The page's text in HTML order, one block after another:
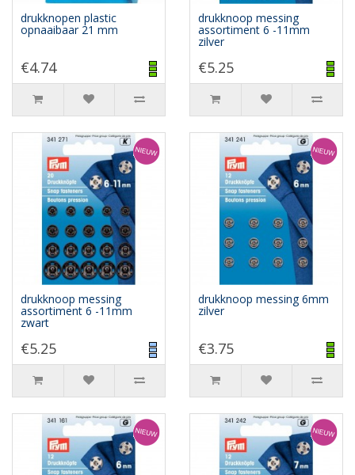
drukknopen plastic
opnaaibaar 21 mm
€4.74
drukknoop messing
assortiment 6 -11mm
zilver
€5.25
drukknoop messing
assortiment 6 -11mm
zwart
€5.25
drukknoop messing 6mm
zilver
€3.75